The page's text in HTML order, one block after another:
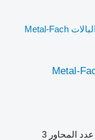
جديد مقطورة البالات Metal-Fach
Metal-
عدد المحاور 3